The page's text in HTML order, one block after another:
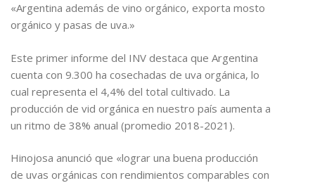
«Argentina además de vino orgánico, exporta mosto
orgánico y pasas de uva.»
Este primer informe del INV destaca que Argentina
cuenta con 9.300 ha cosechadas de uva orgánica, lo
cual representa el 4,4% del total cultivado. La
producción de vid orgánica en nuestro país aumenta a
un ritmo de 38% anual (promedio 2018-2021).
Hinojosa anunció que «lograr una buena producción
de uvas orgánicas con rendimientos comparables con